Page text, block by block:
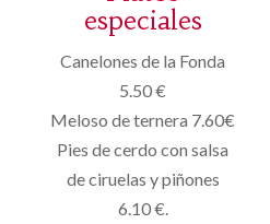
especiales
Canelones de la Fonda
5.50 €
Meloso de ternera 7.60€
Pies de cerdo con salsa
de ciruelas y piñones
6.10 €.